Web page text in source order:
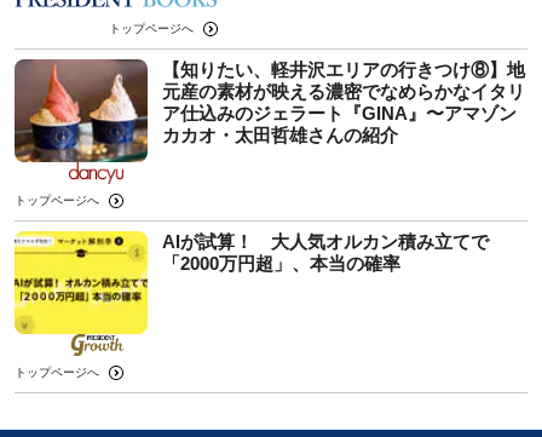
トップページへ
【知りたい、軽井沢エリアの行きつけ⑧】地
元産の素材が映える濃密でなめらかなイタリ
ア仕込みのジェラート『GINA』〜アマゾン
カカオ・太田哲雄さんの紹介
トップページへ
AIが試算！ 大人気オルカン積み立てで
「2000万円超」、本当の確率
トップページへ